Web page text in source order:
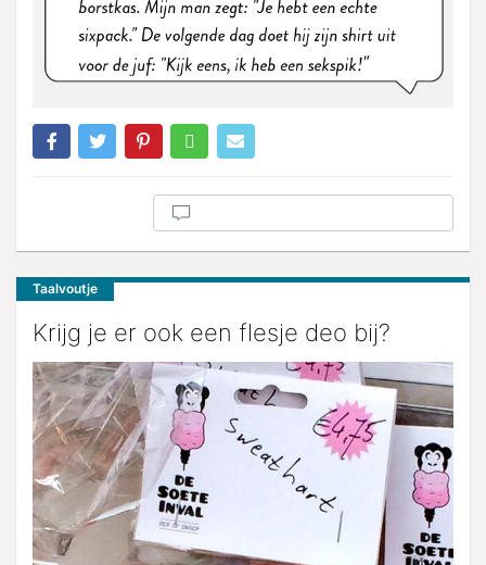
Taalvoutje
Krijg je er ook een flesje deo bij?